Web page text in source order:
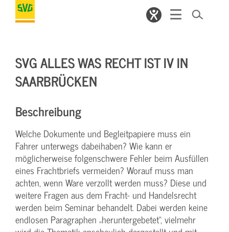
SVG ALLES WAS RECHT IST IV IN
SAARBRÜCKEN
Beschreibung
Welche Dokumente und Begleitpapiere muss ein
Fahrer unterwegs dabeihaben? Wie kann er
möglicherweise folgenschwere Fehler beim Ausfüllen
eines Frachtbriefs vermeiden? Worauf muss man
achten, wenn Ware verzollt werden muss? Diese und
weitere Fragen aus dem Fracht- und Handelsrecht
werden beim Seminar behandelt. Dabei werden keine
endlosen Paragraphen „heruntergebetet“, vielmehr